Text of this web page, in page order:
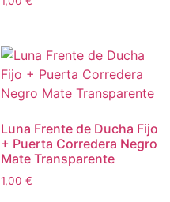
Luna Frente de Ducha Fijo
+ Puerta Corredera Negro
Mate Transparente
1,00 €